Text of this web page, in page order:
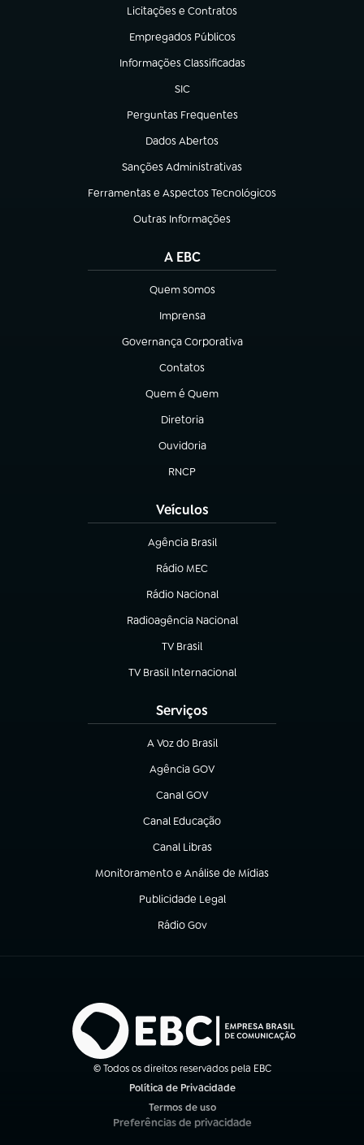
Licitações e Contratos
(abre em nova aba)
Empregados Públicos
(abre em nova aba)
Informações Classificadas
(abre em nova aba)
SIC
(abre em nova aba)
Perguntas Frequentes
(abre em nova aba)
Dados Abertos
(abre em nova aba)
Sanções Administrativas
(abre em nova aba)
Ferramentas e Aspectos Tecnológicos
(abre em nova aba)
Outras Informações
(abre em nova aba)
A EBC
Quem somos
(abre em nova aba)
Imprensa
(abre em nova aba)
Governança Corporativa
(abre em nova aba)
Contatos
(abre em nova aba)
Quem é Quem
(abre em nova aba)
Diretoria
(abre em nova aba)
Ouvidoria
(abre em nova aba)
RNCP
(abre em nova aba)
Veículos
Agência Brasil
(abre em nova aba)
Rádio MEC
(abre em nova aba)
Rádio Nacional
Radioagência Nacional
(abre em nova aba)
TV Brasil
(abre em nova aba)
TV Brasil Internacional
(abre em nova aba)
Serviços
A Voz do Brasil
(abre em nova aba)
Agência GOV
(abre em nova aba)
Canal GOV
(abre em nova aba)
Canal Educação
(abre em nova aba)
Canal Libras
(abre em nova aba)
Monitoramento e Análise de Mídias
(abre em nova aba)
Publicidade Legal
(abre em nova aba)
Rádio Gov
(abre em nova aba)
© Todos os direitos reservados pela EBC
Política de Privacidade
Termos de uso
(abre em nova aba)
Preferências de privacidade